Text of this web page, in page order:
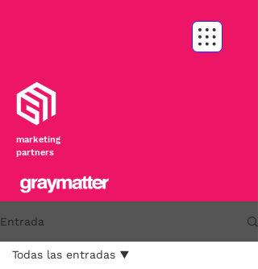
marketing
partners
Entrada
Todas las entradas